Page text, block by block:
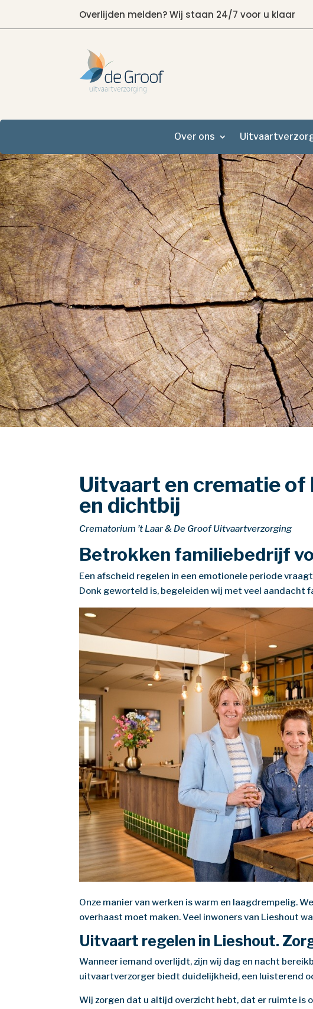
Overlijden melden? Wij staan 24/7 voor u klaar
Over ons
Uitvaart en crematie of
en dichtbij
Crematorium ’t Laar & De Groof Uitvaartverzorging
Betrokken familiebedrijf
Een afscheid regelen in een emotionele periode
Donk geworteld is, begeleiden wij met veel aandacht
Onze manier van werken is warm en laagdrempelig.
overhaast moet maken. Veel inwoners van Lieshout
Uitvaart regelen in Lieshout.
Wanneer iemand overlijdt, zijn wij dag en nacht
uitvaartverzorger biedt duidelijkheid, een luisterend
Wij zorgen dat u altijd overzicht hebt, dat er ruimte is